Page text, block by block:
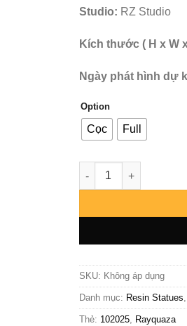
Studio: RZ Studio
Kích thước ( H x W
Ngày phát hình dự
Option
Cọc Full
Pokemon - Rayquaza
SKU: Không áp dụng
Danh mục: Resin Statues,
Thẻ: 102025, Rayquaza